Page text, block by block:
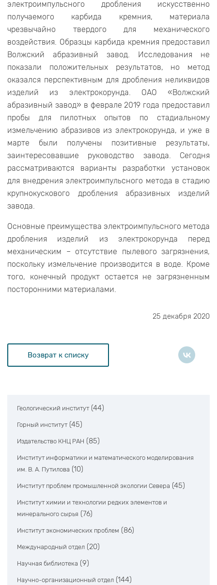
электроимпульсного дробления искусственно
получаемого карбида кремния, материала
чрезвычайно твердого для механического
воздействия. Образцы карбида кремния предоставил
Волжский абразивный завод. Исследования не
показали положительных результатов, но метод
оказался перспективным для дробления неликвидов
изделий из электрокорунда. ОАО «Волжский
абразивный завод» в феврале 2019 года предоставил
пробы для пилотных опытов по стадиальному
измельчению абразивов из электрокорунда, и уже в
марте были получены позитивные результаты,
заинтересовавшие руководство завода. Сегодня
рассматриваются варианты разработки установок
для внедрения электроимпульсного метода в стадию
крупнокускового дробления абразивных изделий
завода.
Основные преимущества электроимпульсного метода
дробления изделий из электрокорунда перед
механическим – отсутствие пылевого загрязнения,
поскольку измельчение производится в воде. Кроме
того, конечный продукт остается не загрязненным
посторонними материалами.
25 декабря 2020
Возврат к списку
Геологический институт (44)
Горный институт (45)
Издательство КНЦ РАН (85)
Институт информатики и математического моделирования
им. В. А. Путилова (10)
Институт проблем промышленной экологии Севера (45)
Институт химии и технологии редких элементов и
минерального сырья (76)
Институт экономических проблем (86)
Международный отдел (20)
Научная библиотека (9)
Научно-организационный отдел (144)